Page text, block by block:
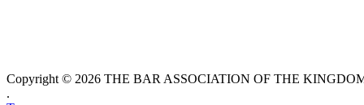
Copyright © 2026 THE BAR ASSOCIATION OF THE
.